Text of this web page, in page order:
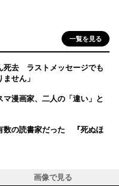
一覧を見る
死去 ラストメッセージでも
せん」
漫画家、二人の「違い」と
数の読書家だった 『死ぬほ
画像で見る